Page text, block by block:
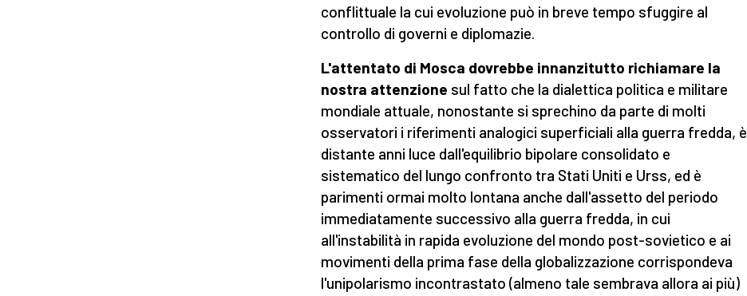
conflittuale la cui evoluzione può in breve tempo sfuggire al
controllo di governi e diplomazie.
L'attentato di Mosca dovrebbe innanzitutto richiamare la
nostra attenzione sul fatto che la dialettica politica e militare
mondiale attuale, nonostante si sprechino da parte di molti
osservatori i riferimenti analogici superficiali alla guerra fredda, è
distante anni luce dall'equilibrio bipolare consolidato e
sistematico del lungo confronto tra Stati Uniti e Urss, ed è
parimenti ormai molto lontana anche dall'assetto del periodo
immediatamente successivo alla guerra fredda, in cui
all'instabilità in rapida evoluzione del mondo post-sovietico e ai
movimenti della prima fase della globalizzazione corrispondeva
l'unipolarismo incontrastato (almeno tale sembrava allora ai più)